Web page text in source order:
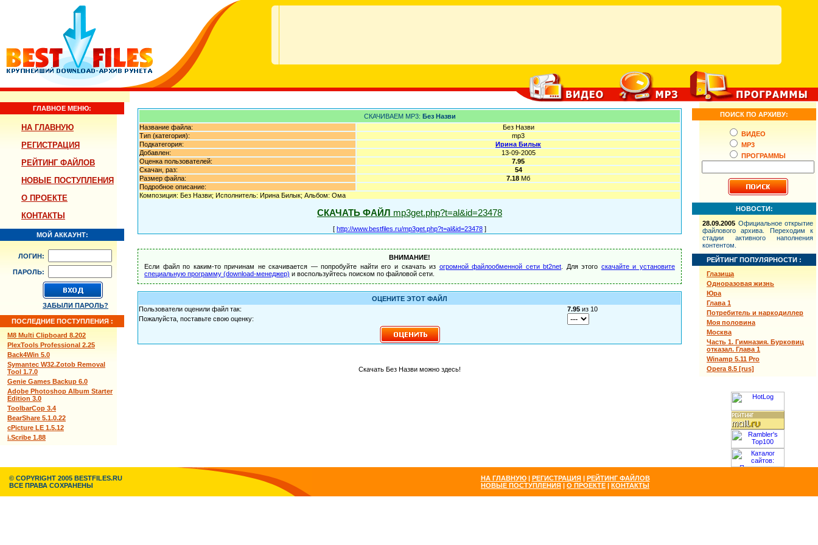
ГЛАВНОЕ МЕНЮ:
НА ГЛАВНУЮ
РЕГИСТРАЦИЯ
РЕЙТИНГ ФАЙЛОВ
НОВЫЕ ПОСТУПЛЕНИЯ
О ПРОЕКТЕ
КОНТАКТЫ
МОЙ АККАУНТ:
ЛОГИН:
ПАРОЛЬ:
ЗАБЫЛИ ПАРОЛЬ?
ПОСЛЕДНИЕ ПОСТУПЛЕНИЯ :
M8 Multi Clipboard 8.202
PlexTools Professional 2.25
Back4Win 5.0
Symantec W32.Zotob Removal
Tool 1.7.0
Genie Games Backup 6.0
Adobe Photoshop Album Starter
Edition 3.0
ToolbarCop 3.4
BearShare 5.1.0.22
cPicture LE 1.5.12
i.Scribe 1.88
СКАЧИВАЕМ MP3: Без Назви
Название файла:
Без Назви
Тип (категория):
mp3
Подкатегория:
Ирина Билык
Добавлен:
13-09-2005
Оценка пользователей:
7.95
Скачан, раз:
54
Размер файла:
7.18 Мб
Подробное описание:
Композиция: Без Назви; Исполнитель: Ирина Билык; Альбом: Ома
СКАЧАТЬ ФАЙЛ mp3get.php?t=al&id=23478
[ http://www.bestfiles.ru/mp3get.php?t=al&id=23478 ]
ВНИМАНИЕ!
Если файл по каким-то причинам не скачивается — попробуйте найти его и скачать из огромной файлообменной сети bt2net . Для этого скачайте и установите
специальную программу (download-менеджер) и воспользуйтесь поиском по файловой сети.
ОЦЕНИТЕ ЭТОТ ФАЙЛ
Пользователи оценили файл так:
7.95 из 10
Пожалуйста, поставьте свою оценку:
Скачать Без Назви можно здесь!
ПОИСК ПО АРХИВУ:
ВИДЕО
MP3
ПРОГРАММЫ
НОВОСТИ:
28.09.2005 Официальное открытие
файлового архива. Переходим к
стадии активного наполнения
контентом.
РЕЙТИНГ ПОПУЛЯРНОСТИ :
Глазища
Одноразовая жизнь
Юра
Глава 1
Потребитель и наркодиллер
Моя половина
Москва
Часть 1. Гимназия. Бурковиц
отказал. Глава 1
Winamp 5.11 Pro
Opera 8.5 [rus]
© COPYRIGHT 2005 BESTFILES.RU
ВСЕ ПРАВА СОХРАНЕНЫ
НА ГЛАВНУЮ | РЕГИСТРАЦИЯ | РЕЙТИНГ ФАЙЛОВ
НОВЫЕ ПОСТУПЛЕНИЯ | О ПРОЕКТЕ | КОНТАКТЫ